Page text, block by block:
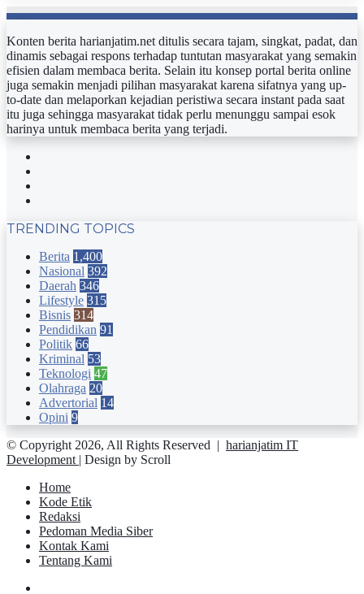
Konten berita harianjatim.net ditulis secara tajam, singkat, padat, dan
dinamis sebagai respons terhadap tuntutan masyarakat yang semakin
efisien dalam membaca berita. Selain itu konsep portal berita online
juga semakin menjadi pilihan masyarakat karena sifatnya yang up-
to-date dan melaporkan kejadian peristiwa secara instant pada saat
itu juga sehingga masyarakat tidak perlu menunggu sampai esok
harinya untuk membaca berita yang terjadi.
TRENDING TOPICS
Berita 1,400
Nasional 392
Daerah 346
Lifestyle 315
Bisnis 314
Pendidikan 91
Politik 66
Kriminal 53
Teknologi 47
Olahraga 20
Advertorial 14
Opini 9
© Copyright 2026, All Rights Reserved | harianjatim IT
Development | Design by Scroll
Home
Kode Etik
Redaksi
Pedoman Media Siber
Kontak Kami
Tentang Kami